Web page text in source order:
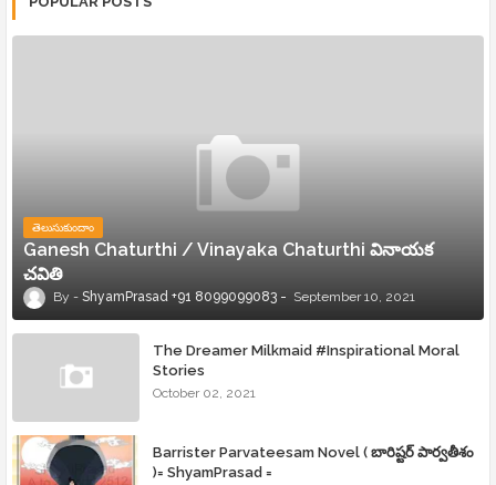
తెలుసుకుందాం
Ganesh Chaturthi / Vinayaka Chaturthi వినాయక
చవితి
ShyamPrasad +91 8099099083 September 10, 2021
The Dreamer Milkmaid #Inspirational Moral
Stories
October 02, 2021
Barrister Parvateesam Novel ( బారిష్టర్ పార్వతీశం
)= ShyamPrasad =